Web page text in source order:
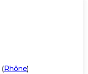
(Rhône)